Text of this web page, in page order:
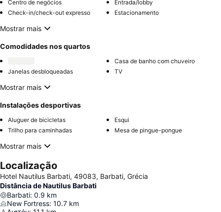
Centro de negócios
Entrada/lobby
Check-in/check-out expresso
Estacionamento
Mostrar mais
Comodidades nos quartos
Casa de banho com chuveiro
Janelas desbloqueadas
TV
Mostrar mais
Instalações desportivas
Aluguer de bicicletas
Esqui
Trilho para caminhadas
Mesa de pingue-pongue
Mostrar mais
Localização
Hotel Nautilus Barbati, 49083, Barbati, Grécia
Distância de Nautilus Barbati
Barbati: 0.9 km
New Fortress: 10.7 km